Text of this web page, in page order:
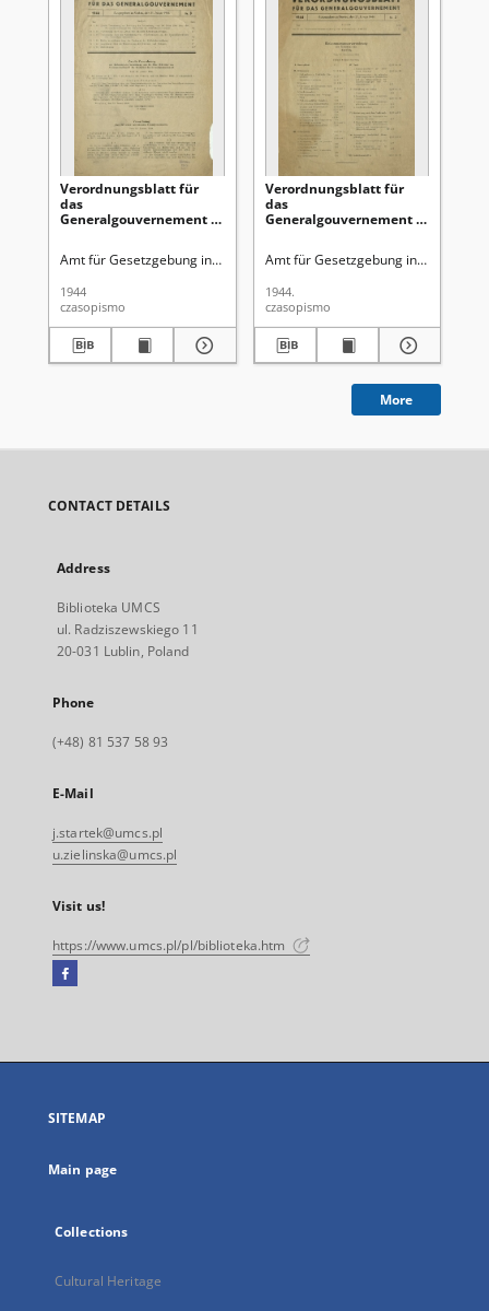
Verordnungsblatt für
das
Generalgouvernement /
Regierung des
1944, Nr 3 (31 Januar)
Amt für Gesetzgebung in der Regierung des Generalgouverneurs
1944
czasopismo
Verordnungsblatt für
das
Generalgouvernement /
Regierung des
1944, Nr 2 (27 Januar)
Amt für Gesetzgebung in der
1944.
czasopismo
More
CONTACT DETAILS
Address
Biblioteka UMCS
ul. Radziszewskiego 11
20-031 Lublin, Poland
Phone
(+48) 81 537 58 93
E-Mail
j.startek@umcs.pl
u.zielinska@umcs.pl
Visit us!
https://www.umcs.pl/pl/biblioteka.htm
Facebook
open
new
SITEMAP
Main page
Collections
Cultural Heritage